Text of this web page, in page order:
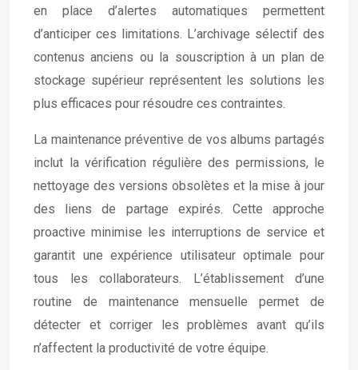
en place d’alertes automatiques permettent
d’anticiper ces limitations. L’archivage sélectif des
contenus anciens ou la souscription à un plan de
stockage supérieur représentent les solutions les
plus efficaces pour résoudre ces contraintes.
La maintenance préventive de vos albums partagés
inclut la vérification régulière des permissions, le
nettoyage des versions obsolètes et la mise à jour
des liens de partage expirés. Cette approche
proactive minimise les interruptions de service et
garantit une expérience utilisateur optimale pour
tous les collaborateurs. L’établissement d’une
routine de maintenance mensuelle permet de
détecter et corriger les problèmes avant qu’ils
n’affectent la productivité de votre équipe.